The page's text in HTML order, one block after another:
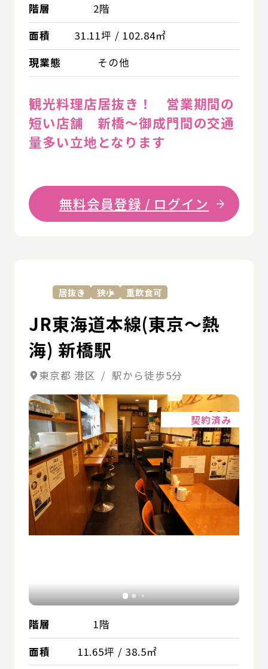
階層
2階
面積
31.11坪 / 102.84㎡
現業態
その他
観光料理店居抜き！ 営業期間の
短い店舗 新橋～御成門間の交通
量多い立地となります
無料会員登録 / ログイン
居抜き 狭小 重飲食可
JR東海道本線(東京～熱
海) 新橋駅
東京都 港区 / 駅から徒歩5分
契約済み
階層
1階
面積
11.65坪 / 38.5㎡